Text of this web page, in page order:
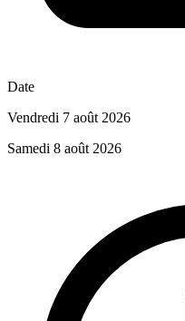
Date
Vendredi 7 août 2026
Samedi 8 août 2026